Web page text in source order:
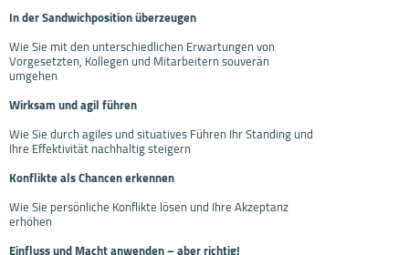
In der Sandwichposition überzeugen
Wie Sie mit den unterschiedlichen Erwartungen von
Vorgesetzten, Kollegen und Mitarbeitern souverän
umgehen
Wirksam und agil führen
Wie Sie durch agiles und situatives Führen Ihr Standing und
Ihre Effektivität nachhaltig steigern
Konflikte als Chancen erkennen
Wie Sie persönliche Konflikte lösen und Ihre Akzeptanz
erhöhen
Einfluss und Macht anwenden – aber richtig!